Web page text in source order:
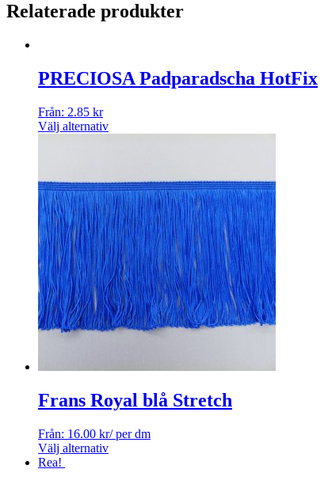
Relaterade produkter
PRECIOSA Padparadscha HotFix
Från: 2.85 kr
Välj alternativ
Frans Royal blå Stretch
Från: 16.00 kr/ per dm
Välj alternativ
Rea!